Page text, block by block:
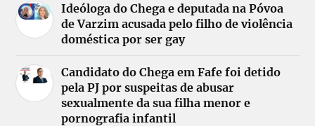
Ideóloga do Chega e deputada na Póvoa
de Varzim acusada pelo filho de violência
doméstica por ser gay
Candidato do Chega em Fafe foi detido
pela PJ por suspeitas de abusar
sexualmente da sua filha menor e
pornografia infantil